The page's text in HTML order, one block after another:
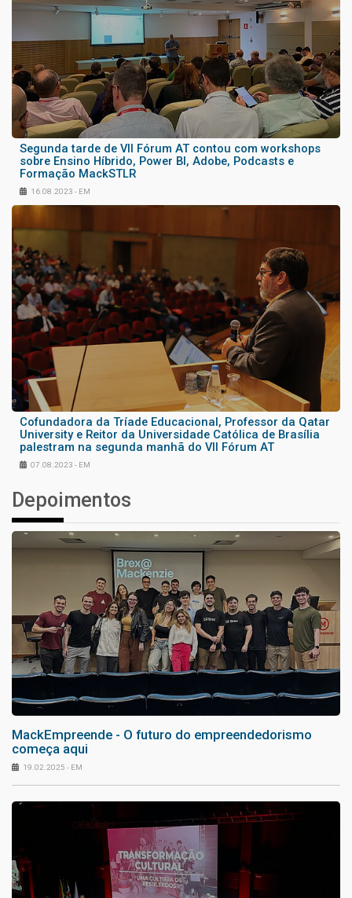
Segunda tarde de VII Fórum AT contou com workshops
sobre Ensino Híbrido, Power BI, Adobe, Podcasts e
Formação MackSTLR
16.08.2023 - EM
Cofundadora da Tríade Educacional, Professor da Qatar
University e Reitor da Universidade Católica de Brasília
palestram na segunda manhã do VII Fórum AT
07.08.2023 - EM
Depoimentos
MackEmpreende - ⁠O futuro do empreendedorismo
começa aqui
19.02.2025 - EM